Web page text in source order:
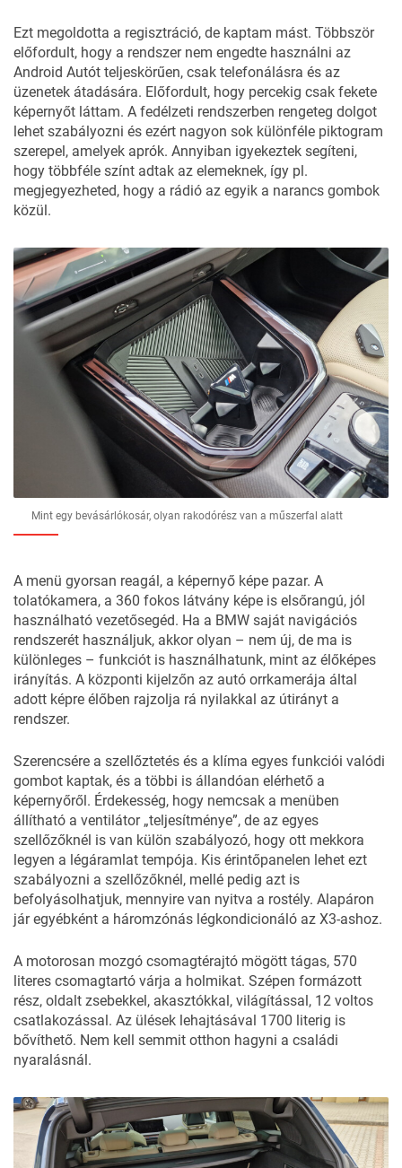
Ezt megoldotta a regisztráció, de kaptam mást. Többször
előfordult, hogy a rendszer nem engedte használni az
Android Autót teljeskörűen, csak telefonálásra és az
üzenetek átadására. Előfordult, hogy percekig csak fekete
képernyőt láttam. A fedélzeti rendszerben rengeteg dolgot
lehet szabályozni és ezért nagyon sok különféle piktogram
szerepel, amelyek aprók. Annyiban igyekeztek segíteni,
hogy többféle színt adtak az elemeknek, így pl.
megjegyezheted, hogy a rádió az egyik a narancs gombok
közül.
Mint egy bevásárlókosár, olyan rakodórész van a műszerfal alatt
A menü gyorsan reagál, a képernyő képe pazar. A
tolatókamera, a 360 fokos látvány képe is elsőrangú, jól
használható vezetősegéd. Ha a BMW saját navigációs
rendszerét használjuk, akkor olyan – nem új, de ma is
különleges – funkciót is használhatunk, mint az élőképes
irányítás. A központi kijelzőn az autó orrkamerája által
adott képre élőben rajzolja rá nyilakkal az útirányt a
rendszer.
Szerencsére a szellőztetés és a klíma egyes funkciói valódi
gombot kaptak, és a többi is állandóan elérhető a
képernyőről. Érdekesség, hogy nemcsak a menüben
állítható a ventilátor „teljesítménye”, de az egyes
szellőzőknél is van külön szabályozó, hogy ott mekkora
legyen a légáramlat tempója. Kis érintőpanelen lehet ezt
szabályozni a szellőzőknél, mellé pedig azt is
befolyásolhatjuk, mennyire van nyitva a rostély. Alapáron
jár egyébként a háromzónás légkondicionáló az X3-ashoz.
A motorosan mozgó csomagtérajtó mögött tágas, 570
literes csomagtartó várja a holmikat. Szépen formázott
rész, oldalt zsebekkel, akasztókkal, világítással, 12 voltos
csatlakozással. Az ülések lehajtásával 1700 literig is
bővíthető. Nem kell semmit otthon hagyni a családi
nyaralásnál.